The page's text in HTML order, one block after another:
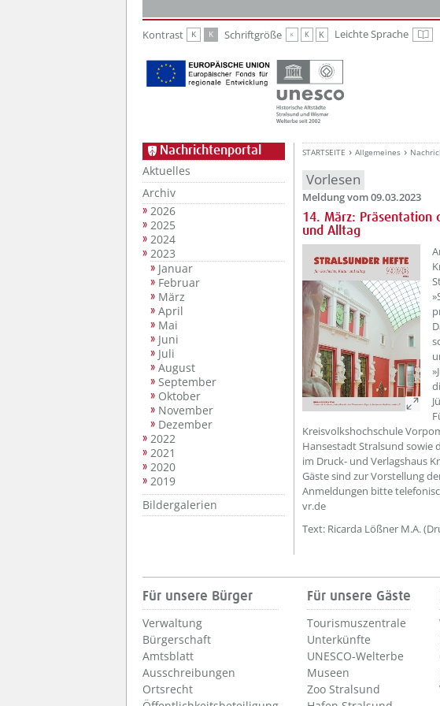
Kontrast K K Schriftgröße K K K Leichte Sprache
Nachrichtenportal
Aktuelles
Archiv
2026
2025
2024
2023
Januar
Februar
März
April
Mai
Juni
Juli
August
September
Oktober
November
Dezember
2022
2021
2020
2019
Bildergalerien
STARTSEITE Allgemeines
Vorlesen
Meldung vom 09.03.2023
14. März: Präsentation
und Alltag
Kreisvolkshochschule
Hansestadt Stralsund sowie
im Druck- und Verlagshaus
Gäste sind zur Vorstellung
Anmeldungen bitte
vr.de
Text: Ricarda Lößner M.A.
Für unsere Bürger
Verwaltung
Bürgerschaft
Amtsblatt
Ausschreibungen
Ortsrecht
Für unsere Gäste
Tourismuszentrale
Unterkünfte
UNESCO-Welterbe
Museen
Zoo Stralsund